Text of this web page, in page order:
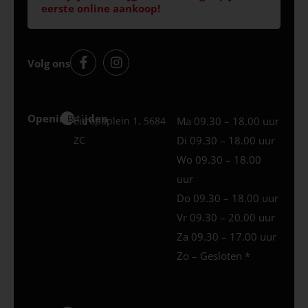
eerste online aankoop!
Volg ons
Openingstijden
Best
Europaplein 1, 5684
ZC
Ma 09.30 – 18.00 uur
Di 09.30 – 18.00 uur
Wo 09.30 – 18.00
uur
Do 09.30 – 18.00 uur
Vr 09.30 – 20.00 uur
Za 09.30 – 17.00 uur
Zo – Gesloten *